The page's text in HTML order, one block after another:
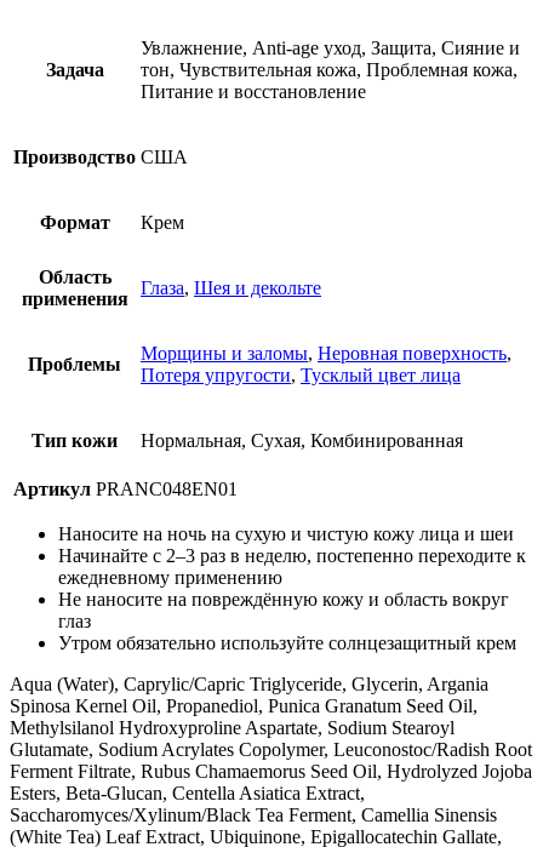
Задача
Увлажнение, Anti-age уход, Защита, Сияние и
тон, Чувствительная кожа, Проблемная кожа,
Питание и восстановление
Производство США
Формат Крем
Область
применения
Глаза, Шея и декольте
Проблемы
Морщины и заломы, Неровная поверхность,
Потеря упругости, Тусклый цвет лица
Тип кожи Нормальная, Сухая, Комбинированная
Артикул PRANC048EN01
Наносите на ночь на сухую и чистую кожу лица и шеи
Начинайте с 2–3 раз в неделю, постепенно переходите к
ежедневному применению
Не наносите на повреждённую кожу и область вокруг
глаз
Утром обязательно используйте солнцезащитный крем
Aqua (Water), Caprylic/Capric Triglyceride, Glycerin, Argania
Spinosa Kernel Oil, Propanediol, Punica Granatum Seed Oil,
Methylsilanol Hydroxyproline Aspartate, Sodium Stearoyl
Glutamate, Sodium Acrylates Copolymer, Leuconostoc/Radish Root
Ferment Filtrate, Rubus Chamaemorus Seed Oil, Hydrolyzed Jojoba
Esters, Beta-Glucan, Centella Asiatica Extract,
Saccharomyces/Xylinum/Black Tea Ferment, Camellia Sinensis
(White Tea) Leaf Extract, Ubiquinone, Epigallocatechin Gallate,